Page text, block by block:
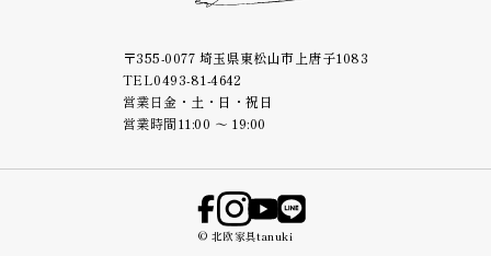
〒355-0077 埼玉県東松山市上唐子1083
TEL0493-81-4642
営業日金・土・日・祝日
営業時間11:00 ～ 19:00
© 北欧家具tanuki